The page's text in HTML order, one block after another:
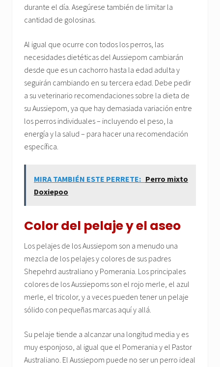
durante el día. Asegúrese también de limitar la
cantidad de golosinas.
Al igual que ocurre con todos los perros, las
necesidades dietéticas del Aussiepom cambiarán
desde que es un cachorro hasta la edad adulta y
seguirán cambiando en su tercera edad. Debe pedir
a su veterinario recomendaciones sobre la dieta de
su Aussiepom, ya que hay demasiada variación entre
los perros individuales – incluyendo el peso, la
energía y la salud – para hacer una recomendación
específica.
MIRA TAMBIÉN ESTE PERRETE: Perro mixto
Doxiepoo
Color del pelaje y el aseo
Los pelajes de los Aussiepom son a menudo una
mezcla de los pelajes y colores de sus padres
Shepehrd australiano y Pomerania. Los principales
colores de los Aussiepoms son el rojo merle, el azul
merle, el tricolor, y a veces pueden tener un pelaje
sólido con pequeñas marcas aquí y allá.
Su pelaje tiende a alcanzar una longitud media y es
muy esponjoso, al igual que el Pomerania y el Pastor
Australiano. El Aussiepom puede no ser un perro ideal